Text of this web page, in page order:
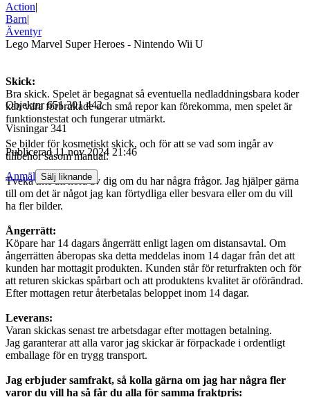
Action|
Barn|
Äventyr
Lego Marvel Super Heroes - Nintendo Wii U
Skick:
Bra skick. Spelet är begagnat så eventuella nedladdningsbara koder
kan vara förbrukade och små repor kan förekomma, men spelet är
funktionstestat och fungerar utmärkt.
Se bilder för kosmetiskt skick, och för att se vad som ingår av
tillbehör såsom manual.
Tveka inte att höra av dig om du har några frågor. Jag hjälper gärna
till om det är något jag kan förtydliga eller besvara eller om du vill
ha fler bilder.
Ångerrätt:
Köpare har 14 dagars ångerrätt enligt lagen om distansavtal. Om
ångerrätten åberopas ska detta meddelas inom 14 dagar från det att
kunden har mottagit produkten. Kunden står för returfrakten och för
att returen skickas spårbart och att produktens kvalitet är oförändrad.
Efter mottagen retur återbetalas beloppet inom 14 dagar.
Leverans:
Varan skickas senast tre arbetsdagar efter mottagen betalning.
Jag garanterar att alla varor jag skickar är förpackade i ordentligt
emballage för en trygg transport.
Jag erbjuder samfrakt, så kolla gärna om jag har några fler
varor du vill ha så får du alla för samma fraktpris:
Objektnr 651 301 442
Visningar 341
Publicerad 11 nov 2024 21:46
Anmäl Sälj liknande